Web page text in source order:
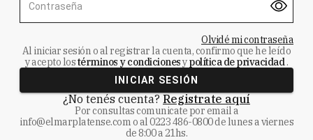
Contraseña
Olvidé mi contraseña
Al iniciar sesión o al registrar la cuenta, confirmo que he leído
y acepto lostérminos y condicionesypolítica de privacidad.
INICIAR SESIÓN
¿No tenés cuenta? Registrate aquí
Por consultas comunicate por email a
info@elmarplatense.como al0223 486-0800de lunes a viernes
de 8:00 a 21hs.